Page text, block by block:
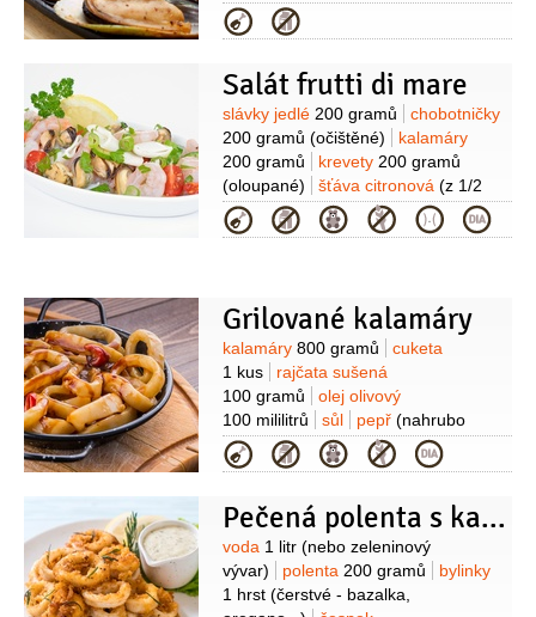
(nasekaná)
2 kusy
šťáva limetková(z 1
(suché)
Kategorie
Salát frutti di mare
Suroviny
slávky jedlé 200 gramů
chobotničky
200 gramů (očištěné)
kalamáry
200 gramů
krevety 200 gramů
(oloupané)
šťáva citronová (z 1/2
citronu)
bazalka 1 svazek
petržel
hladkolistá1 svazek
česnek
Kategorie
Grilované kalamáry
Suroviny
kalamáry 800 gramů
cuketa
1 kus
rajčata sušená
100 gramů
olej olivový
100 mililitrů
sůl pepř (nahrubo
mletý)
Kategorie
Pečená polenta s kalamáry, chřestem a cuketou
Suroviny
voda 1 litr (nebo zeleninový
vývar)
polenta 200 gramů
bylinky
1 hrst (čerstvé - bazalka,